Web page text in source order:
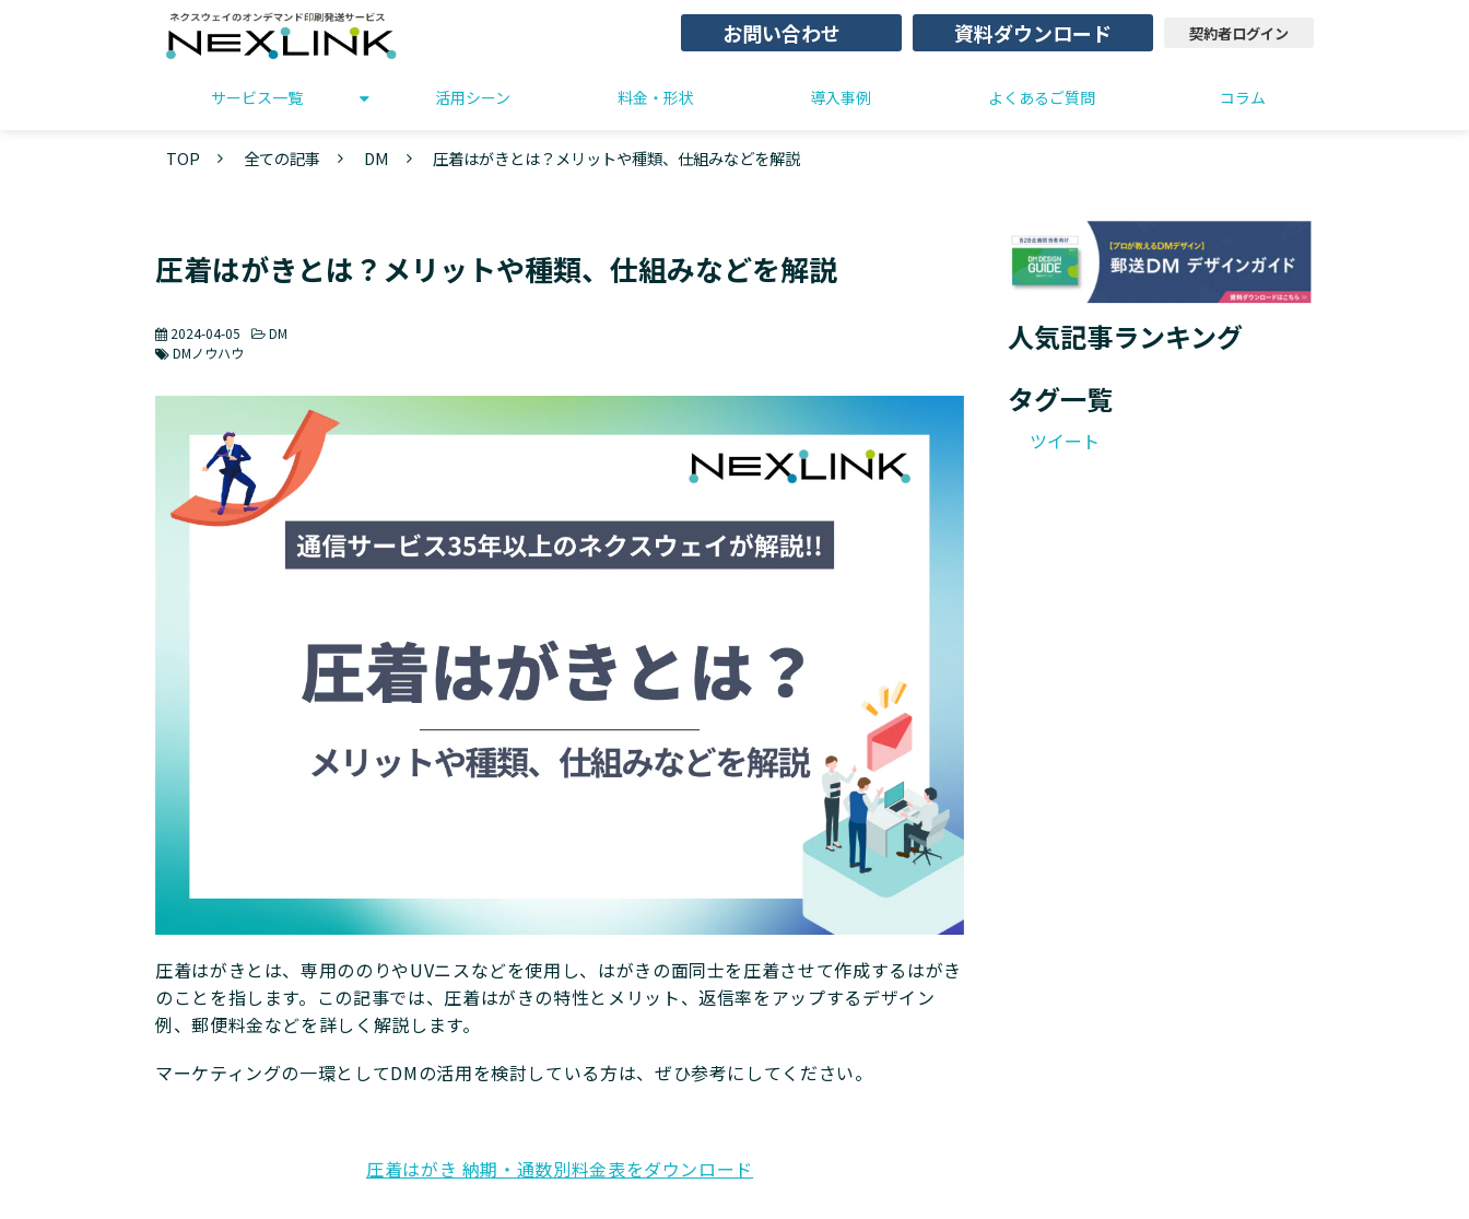
お問い合わせ 資料ダウンロード 契約者ログイン
サービス一覧 活用シーン 料金・形状 導入事例 よくあるご質問 コラム
TOP 全ての記事 DM 圧着はがきとは？メリットや種類、仕組みなどを解説
圧着はがきとは？メリットや種類、仕組みなどを解説
2024-04-05
DM
DMノウハウ
圧着はがきとは、専用ののりやUVニスなどを使用し、はがきの面同士を圧着させて作成するはがき
のことを指します。この記事では、圧着はがきの特性とメリット、返信率をアップするデザイン
例、郵便料金などを詳しく解説します。
マーケティングの一環としてDMの活用を検討している方は、ぜひ参考にしてください。
圧着はがき 納期・通数別料金表をダウンロード
人気記事ランキング
タグ一覧
ツイート